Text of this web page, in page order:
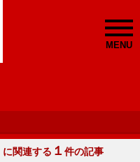
MENU
に関連する １ 件の記事